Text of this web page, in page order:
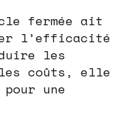
fermée ait
l’efficacité
les
coûts, elle
une